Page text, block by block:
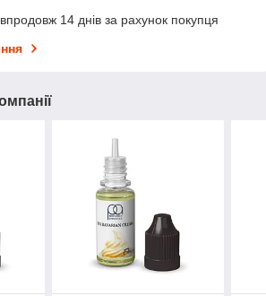
14 днів за рахунок покупця